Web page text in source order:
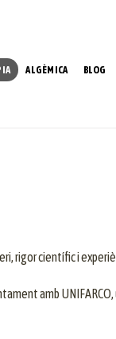
ALGÈMICA BLOG
rigor científic i
amb